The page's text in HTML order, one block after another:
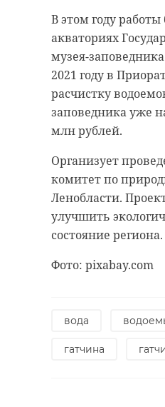
В этом году
акваториях
музея-
2021 году в
расчистку
заповедника уже
млн рублей.
Организует
комитет по
Ленобласти.
улучшить
состояние региона.
Фото: pixabay.com
вода
гатчина
Подписывайтесь
Руслан Семенченко
чтобы историки-
больше узнали о
рассекретят
летней давности
удастся узнать,
Анны Беквор и
в Сосновом Бору.
Подписывайтесь
Самой зрелищной
демонстрация
наступательных
Красной Армии,
сооружений.
военно-
реконструкция
каменка